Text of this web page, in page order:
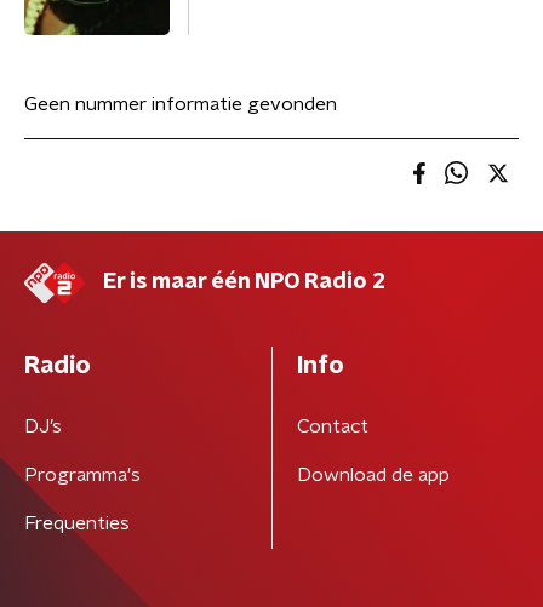
Geen nummer informatie gevonden
Er is maar één NPO Radio 2
Radio
DJ’s
Programma's
Frequenties
Info
Contact
Download de app